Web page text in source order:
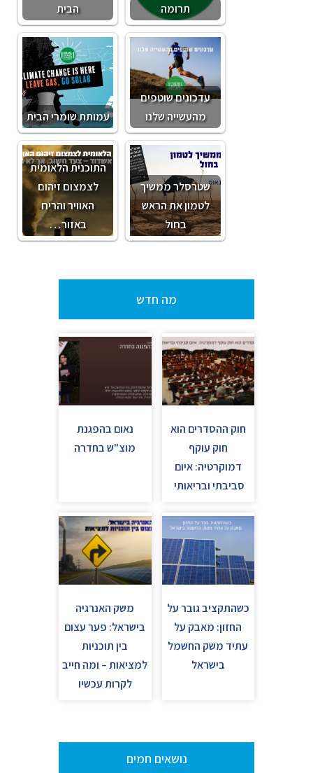
הבית תרומה
עמותת שומרי הבית
עדכונים שוטפים
מהעשייה שלנו
התוכנית הלאומית
לצמצום זיהום
האוויר והריח
באזור…
שטרסלר ממשיך
לטמון את הראש
בחול
מה חדש
חוק ההסדרים הוא
חוק עוקף
דמוקרטיה: איום
סביבתי ובריאותי
נאום בהפגנת
מוצ"ש בחדרה
כשהתקציב גובר על
החזון: מאבק על
עתיד משק החשמל
בישראל
משק האנרגיה
בישראל: פער עצום
בין תוכניות
למציאות – ומה חייב
לקרות עכשיו
נושאים חמים